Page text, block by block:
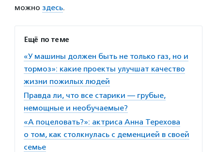
можно здесь.
Ещё по теме
«У машины должен быть не только газ, но и
тормоз»: какие проекты улучшат качество
жизни пожилых людей
Правда ли, что все старики — грубые,
немощные и необучаемые?
«А поцеловать?»: актриса Анна Терехова
о том, как столкнулась с деменцией в своей
семье